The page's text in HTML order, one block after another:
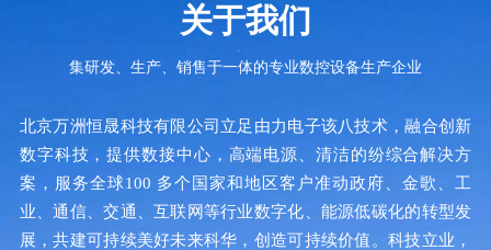
关于我们
集研发、生产、销售于一体的专业数控设备生产企业
北京万洲恒晟科技有限公司立足由力电子该八技术，融合创新
数字科技，提供数接中心，高端电源、清洁的纷综合解决方
案，服务全球100 多个国家和地区客户准动政府、金歌、工
业、通信、交通、互联网等行业数字化、能源低碳化的转型发
展，共建可持续美好未来科华，创造可持续价值。科技立业，